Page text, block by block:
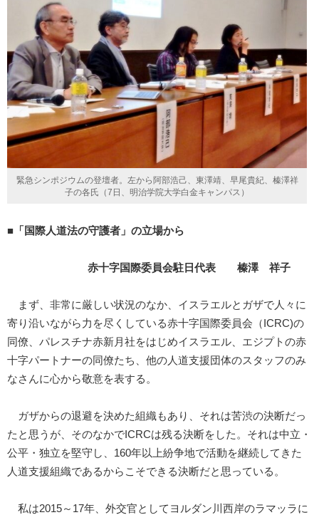
緊急シンポジウムの登壇者。左から阿部浩己、東澤靖、早尾貴紀、榛澤祥
子の各氏（7日、明治学院大学白金キャンパス）
■「国際人道法の守護者」の立場から
赤十字国際委員会駐日代表 榛澤 祥子
まず、非常に厳しい状況のなか、イスラエルとガザで人々に
寄り沿いながら力を尽くしている赤十字国際委員会（ICRC)の
同僚、パレスチナ赤新月社をはじめイスラエル、エジプトの赤
十字パートナーの同僚たち、他の人道支援団体のスタッフのみ
なさんに心から敬意を表する。
ガザからの退避を決めた組織もあり、それは苦渋の決断だっ
たと思うが、そのなかでICRCは残る決断をした。それは中立・
公平・独立を堅守し、160年以上紛争地で活動を継続してきた
人道支援組織であるからこそできる決断だと思っている。
私は2015～17年、外交官としてヨルダン川西岸のラマッラに